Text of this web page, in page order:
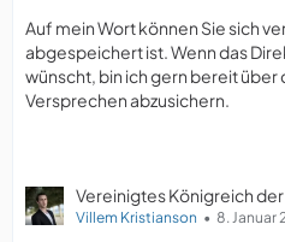
Auf mein Wort können Sie sich
abgespeichert ist. Wenn das
wünscht, bin ich gern bereit
Versprechen abzusichern.
Vereinigtes Königreich
Villem Kristianson 8. Januar